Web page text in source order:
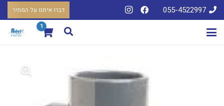
055-4522997 דברו איתנו על המחיר
1